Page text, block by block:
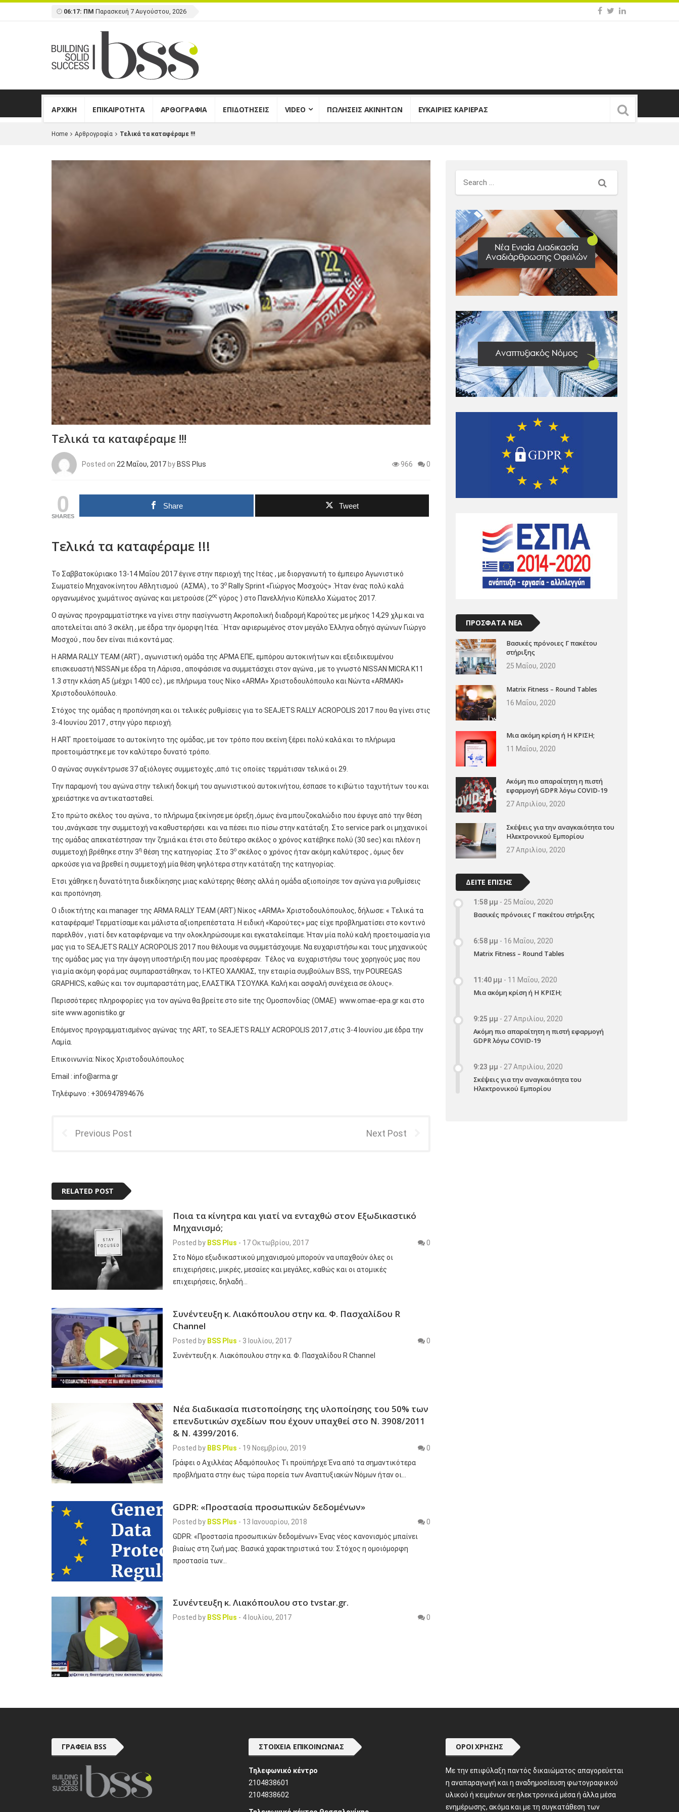
06:17: ΠΜ Παρασκευή 7 Αυγούστου, 2026
ΑΡΧΙΚΗ ΕΠΙΚΑΙΡΟΤΗΤΑ ΑΡΘΟΓΡΑΦΙΑ ΕΠΙΔΟΤΗΣΕΙΣ VIDEO ΠΩΛΗΣΕΙΣ ΑΚΙΝΗΤΩΝ ΕΥΚΑΙΡΙΕΣ ΚΑΡΙΕΡΑΣ
Home Αρθρογραφία Τελικά τα καταφέραμε !!!
Τελικά τα καταφέραμε !!!
Posted on 22 Μαΐου, 2017byBSS Plus 966 0
0
SHARES
Share Tweet
Τελικά τα καταφέραμε !!!
Το Σαββατοκύριακο 13-14 Μαΐου 2017 έγινε στην περιοχή της Ιτέας , με διοργανωτή το έμπειρο Αγωνιστικό
Σωματείο Μηχανοκίνητου Αθλητισμού (ΑΣΜΑ) , το 3ο Rally Sprint «Γιώργος Μοσχούς» .Ήταν ένας πολύ καλά
οργανωμένος χωμάτινος αγώνας και μετρούσε (2ος γύρος ) στο Πανελλήνιο Κύπελλο Χώματος 2017.
Ο αγώνας προγραμματίστηκε να γίνει στην πασίγνωστη Ακροπολική διαδρομή Καρούτες με μήκος 14,29 χλμ και να
αποτελείται από 3 σκέλη , με έδρα την όμορφη Ιτέα. ¨Ηταν αφιερωμένος στον μεγάλο Έλληνα οδηγό αγώνων Γιώργο
Μοσχού , που δεν είναι πιά κοντά μας.
Η ARMA RALLY TEAM (ART) , αγωνιστική ομάδα της ΑΡΜΑ ΕΠΕ, εμπόρου αυτοκινήτων και εξειδικευμένου
επισκευαστή NISSAN με έδρα τη Λάρισα , αποφάσισε να συμμετάσχει στον αγώνα , με το γνωστό NISSAN MICRA K11
1.3 στην κλάση Α5 (μέχρι 1400 cc) , με πλήρωμα τους Νίκο «ARMA» Χριστοδουλόπουλο και Νώντα «ARMAKI»
Χριστοδουλόπουλο.
Στόχος της ομάδας η προπόνηση και οι τελικές ρυθμίσεις για το SEAJETS RALLY ACROPOLIS 2017 που θα γίνει στις
3-4 Ιουνίου 2017 , στην γύρο περιοχή.
Η ART προετοίμασε το αυτοκίνητο της ομάδας, με τον τρόπο που εκείνη ξέρει πολύ καλά και το πλήρωμα
προετοιμάστηκε με τον καλύτερο δυνατό τρόπο.
Ο αγώνας συγκέντρωσε 37 αξιόλογες συμμετοχές ,από τις οποίες τερμάτισαν τελικά οι 29.
Την παραμονή του αγώνα στην τελική δοκιμή του αγωνιστικού αυτοκινήτου, έσπασε το κιβώτιο ταχυτήτων του και
χρειάστηκε να αντικατασταθεί.
Στο πρώτο σκέλος του αγώνα , το πλήρωμα ξεκίνησε με όρεξη ,όμως ένα μπουζοκαλώδιο που έφυγε από την θέση
του ,ανάγκασε την συμμετοχή να καθυστερήσει και να πέσει πιο πίσω στην κατάταξη. Στο service park οι μηχανικοί
της ομάδας απεκατέστησαν την ζημιά και έτσι στο δεύτερο σκέλος ο χρόνος κατέβηκε πολύ (30 sec) και πλέον η
συμμετοχή βρέθηκε στην 3η θέση της κατηγορίας .Στο 3ο σκέλος ο χρόνος ήταν ακόμη καλύτερος , όμως δεν
αρκούσε για να βρεθεί η συμμετοχή μία θέση ψηλότερα στην κατάταξη της κατηγορίας.
Έτσι χάθηκε η δυνατότητα διεκδίκησης μιας καλύτερης θέσης αλλά η ομάδα αξιοποίησε τον αγώνα για ρυθμίσεις
και προπόνηση.
Ο ιδιοκτήτης και manager της ARΜΑ RALLY TEAM (ART) Νίκος «ΑRMA» Χριστοδουλόπουλος, δήλωσε: « Τελικά τα
καταφέραμε! Τερματίσαμε και μάλιστα αξιοπρεπέστατα .Η ειδική «Καρούτες» μας είχε προβληματίσει στο κοντινό
παρελθόν , γιατί δεν καταφέρναμε να την ολοκληρώσουμε και εγκαταλείπαμε. Ήταν μία πολύ καλή προετοιμασία για
μας για το SEAJETS RALLY ACROPOLIS 2017 που θέλουμε να συμμετάσχουμε. Να ευχαριστήσω και τους μηχανικούς
της ομάδας μας για την άψογη υποστήριξη που μας προσέφεραν. Τέλος να ευχαριστήσω τους χορηγούς μας που
για μία ακόμη φορά μας συμπαραστάθηκαν, το Ι-ΚΤΕΟ ΧΑΛΚΙΑΣ, την εταιρία συμβούλωνBSS, την POUREGAS
GRAPHICS, καθώς και τον συμπαραστάτη μας, ΕΛΑΣΤΙΚΑ ΤΣΟΥΛΚΑ. Καλή και ασφαλή συνέχεια σε όλους».
Περισσότερες πληροφορίες για τον αγώνα θα βρείτε στο site της Ομοσπονδίας (ΟΜΑΕ) www.omae-epa.grκαι στο
site www.agonistiko.gr
Επόμενος προγραμματισμένος αγώνας της ART, το SEAJETS RALLY ACROPOLIS 2017 ,στις 3-4 Ιουνίου ,με έδρα την
Λαμία.
Επικοινωνία: Νίκος Χριστοδουλόπουλος
Email : info@arma.gr
Τηλέφωνο : +306947894676
Previous Post Next Post
RELATED POST
Ποια τα κίνητρα και γιατί να ενταχθώ στον Εξωδικαστικό
Μηχανισμό;
Posted by BSS Plus - 17 Οκτωβρίου, 2017
0
Στο Νόμο εξωδικαστικού μηχανισμού μπορούν να υπαχθούν όλες οι
επιχειρήσεις, μικρές, μεσαίες και μεγάλες, καθώς και οι ατομικές
επιχειρήσεις, δηλαδή…
Συνέντευξη κ. Λιακόπουλου στην κα. Φ. Πασχαλίδου R
Channel
Posted by BSS Plus - 3 Ιουλίου, 2017
0
Συνέντευξη κ. Λιακόπουλου στην κα. Φ. Πασχαλίδου R Channel
Νέα διαδικασία πιστοποίησης της υλοποίησης του 50% των
επενδυτικών σχεδίων που έχουν υπαχθεί στο Ν. 3908/2011
& Ν. 4399/2016.
Posted by BBS Plus - 19 Νοεμβρίου, 2019
0
Γράφει ο Αχιλλέας Αδαμόπουλος Τι προϋπήρχε Ένα από τα σημαντικότερα
προβλήματα στην έως τώρα πορεία των Αναπτυξιακών Νόμων ήταν οι…
GDPR: «Προστασία προσωπικών δεδομένων»
Posted by BSS Plus - 13 Ιανουαρίου, 2018
0
GDPR: «Προστασία προσωπικών δεδομένων» Ένας νέος κανονισμός μπαίνει
βιαίως στη ζωή μας. Βασικά χαρακτηριστικά του: Στόχος η ομοιόμορφη
προστασία των…
Συνέντευξη κ. Λιακόπουλου στο tvstar.gr.
Posted by BSS Plus - 4 Ιουλίου, 2017 0
Search
ΠΡΟΣΦΑΤΑ ΝΕΑ
Βασικές πρόνοιες Γ πακέτου
στήριξης
25 Μαΐου, 2020
Matrix Fitness – Round Tables
16 Μαΐου, 2020
Μια ακόμη κρίση ή Η ΚΡΙΣΗ;
11 Μαΐου, 2020
Ακόμη πιο απαραίτητη η πιστή
εφαρμογή GDPR λόγω COVID-19
27 Απριλίου, 2020
Σκέψεις για την αναγκαιότητα του
Ηλεκτρονικού Εμπορίου
27 Απριλίου, 2020
ΔΕΙΤΕ ΕΠΙΣΗΣ
1:58 μμ - 25 Μαΐου, 2020
Βασικές πρόνοιες Γ πακέτου στήριξης
6:58 μμ - 16 Μαΐου, 2020
Matrix Fitness – Round Tables
11:40 μμ - 11 Μαΐου, 2020
Μια ακόμη κρίση ή Η ΚΡΙΣΗ;
9:25 μμ - 27 Απριλίου, 2020
Ακόμη πιο απαραίτητη η πιστή εφαρμογή
GDPR λόγω COVID-19
9:23 μμ - 27 Απριλίου, 2020
Σκέψεις για την αναγκαιότητα του
Ηλεκτρονικού Εμπορίου
ΓΡΑΦΕΊΑ BSS ΣΤΟΙΧΕΊΑ ΕΠΙΚΟΙΝΩΝΊΑΣ
Τηλεφωνικό κέντρο
2104838601
2104838602
ΌΡΟΙ ΧΡΉΣΗΣ
Mε την επιφύλαξη παντός δικαιώματος απαγορεύεται
η αναπαραγωγή και η αναδημοσίευση φωτογραφικού
υλικού ή κειμένων σε ηλεκτρονικά μέσα ή άλλα μέσα
ενημέρωσης, ακόμα και με τη συγκατάθεση των